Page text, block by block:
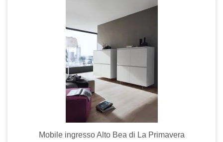
Mobile ingresso Alto Bea di La Primavera